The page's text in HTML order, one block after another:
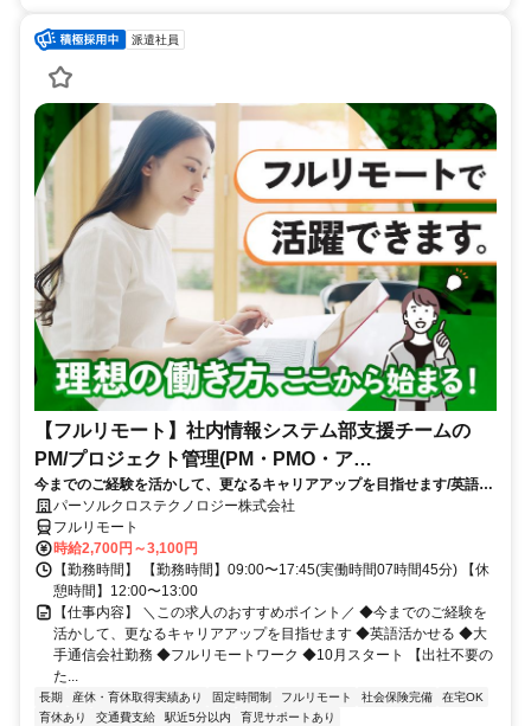
派遣社員
【フルリモート】社内情報システム部支援チームの
PM/プロジェクト管理(PM・PMO・ア
シ)_N260774362
今までのご経験を活かして、更なるキャリアアップを目指せます/英語活
かせる/大手通信会社勤務/フルリモートワーク/10月スタート
パーソルクロステクノロジー株式会社
フルリモート
時給2,700円～3,100円
【勤務時間】 【勤務時間】09:00〜17:45(実働時間07時間45分) 【休
憩時間】12:00〜13:00
【仕事内容】 ＼この求人のおすすめポイント／ ◆今までのご経験を
活かして、更なるキャリアアップを目指せます ◆英語活かせる ◆大
手通信会社勤務 ◆フルリモートワーク ◆10月スタート 【出社不要の
た...
長期 産休・育休取得実績あり 固定時間制 フルリモート 社会保険完備
在宅OK
育休あり
交通費支給 駅近5分以内 育児サポートあり